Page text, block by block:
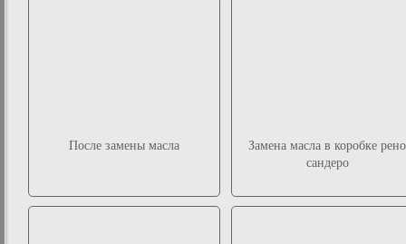
После замены масла
Замена масла в коробке рено
сандеро